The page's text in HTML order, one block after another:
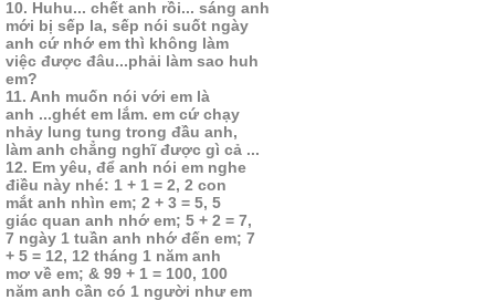
10. Huhu... chết anh rồi... sáng anh
mới bị sếp la, sếp nói suốt ngày
anh cứ nhớ em thì không làm
việc được đâu...phải làm sao huh
em?
11. Anh muốn nói với em là
anh ...ghét em lắm. em cứ chạy
nhảy lung tung trong đầu anh,
làm anh chẳng nghĩ được gì cả ...
12. Em yêu, để anh nói em nghe
điều này nhé: 1 + 1 = 2, 2 con
mắt anh nhìn em; 2 + 3 = 5, 5
giác quan anh nhớ em; 5 + 2 = 7,
7 ngày 1 tuần anh nhớ đến em; 7
+ 5 = 12, 12 tháng 1 năm anh
mơ về em; & 99 + 1 = 100, 100
năm anh cần có 1 người như em